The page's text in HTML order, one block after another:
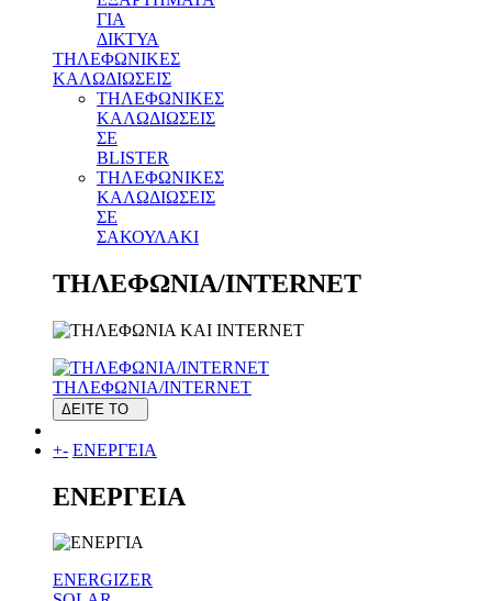
ΓΙΑ
ΔΙΚΤΥΑ
ΤΗΛΕΦΩΝΙΚΕΣ
ΚΑΛΩΔΙΩΣΕΙΣ
ΤΗΛΕΦΩΝΙΚΕΣ
ΚΑΛΩΔΙΩΣΕΙΣ
ΣΕ
BLISTER
ΤΗΛΕΦΩΝΙΚΕΣ
ΚΑΛΩΔΙΩΣΕΙΣ
ΣΕ
ΣΑΚΟΥΛΑΚΙ
ΤΗΛΕΦΩΝΙΑ/INTERNET
ΤΗΛΕΦΩΝΙΑ/INTERNET
ΔΕΙΤΕ ΤΟ
+- ΕΝΕΡΓΕΙΑ
ΕΝΕΡΓΕΙΑ
ENERGIZER